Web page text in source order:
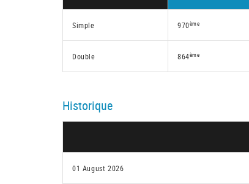
Simple 970ème
Double 864ème
Historique
01 August 2026